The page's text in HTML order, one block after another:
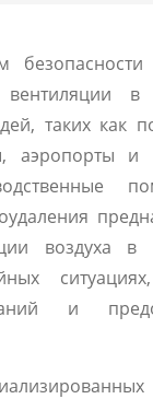
безопасности
вентиляции
таких как
аэропорты и
воздуха в
и